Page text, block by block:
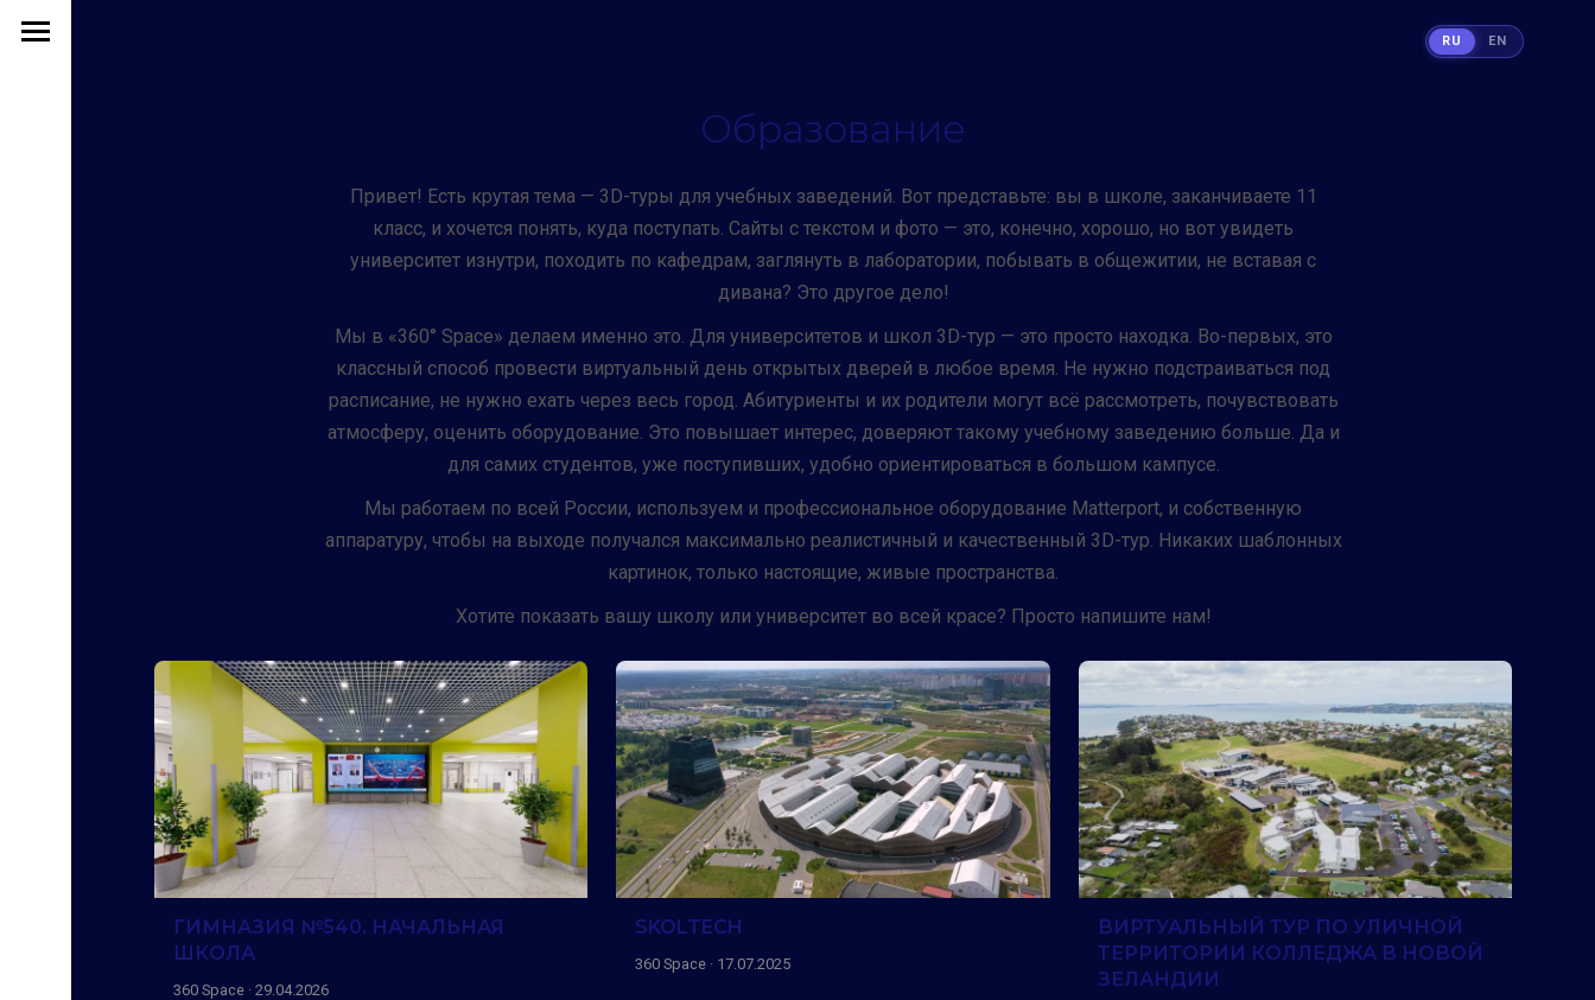
Образование
Привет! Есть крутая тема — 3D-туры для учебных заведений. Вот представьте: вы в школе, заканчиваете 11
класс, и хочется понять, куда поступать. Сайты с текстом и фото — это, конечно, хорошо, но вот увидеть
университет изнутри, походить по кафедрам, заглянуть в лаборатории, побывать в общежитии, не вставая с
дивана? Это другое дело!
Мы в «360° Space» делаем именно это. Для университетов и школ 3D-тур — это просто находка. Во-первых, это
классный способ провести виртуальный день открытых дверей в любое время. Не нужно подстраиваться под
расписание, не нужно ехать через весь город. Абитуриенты и их родители могут всё рассмотреть, почувствовать
атмосферу, оценить оборудование. Это повышает интерес, доверяют такому учебному заведению больше. Да и
для самих студентов, уже поступивших, удобно ориентироваться в большом кампусе.
Мы работаем по всей России, используем и профессиональное оборудование Matterport, и собственную
аппаратуру, чтобы на выходе получался максимально реалистичный и качественный 3D-тур. Никаких шаблонных
картинок, только настоящие, живые пространства.
Хотите показать вашу школу или университет во всей красе? Просто напишите нам!
ГИМНАЗИЯ №540. НАЧАЛЬНАЯ
ШКОЛА
360 Space · 29.04.2026
SKOLTECH
360 Space · 17.07.2025
ВИРТУАЛЬНЫЙ ТУР ПО УЛИЧНОЙ
ТЕРРИТОРИИ КОЛЛЕДЖА В НОВОЙ
ЗЕЛАНДИИ
RU EN